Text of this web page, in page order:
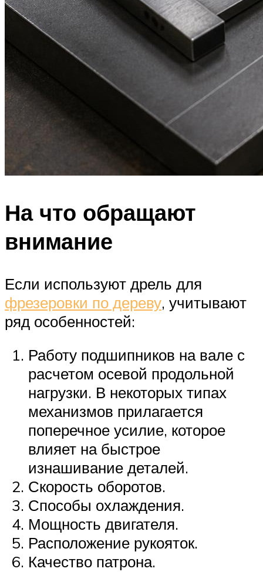
На что обращают
внимание
Если используют дрель для
фрезеровки по дереву, учитывают
ряд особенностей:
Работу подшипников на вале с
расчетом осевой продольной
нагрузки. В некоторых типах
механизмов прилагается
поперечное усилие, которое
влияет на быстрое
изнашивание деталей.
Скорость оборотов.
Способы охлаждения.
Мощность двигателя.
Расположение рукояток.
Качество патрона.